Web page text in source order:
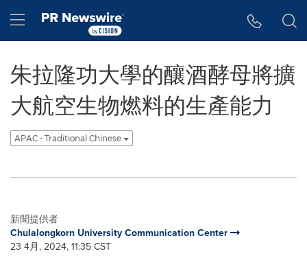
Hamburger menu
朱拉隆功大學的釀酒酵母將擴
大航空生物燃料的生產能力
APAC - Traditional Chinese
新聞提供者
Chulalongkorn University Communication Center
23 4月, 2024, 11:35 CST